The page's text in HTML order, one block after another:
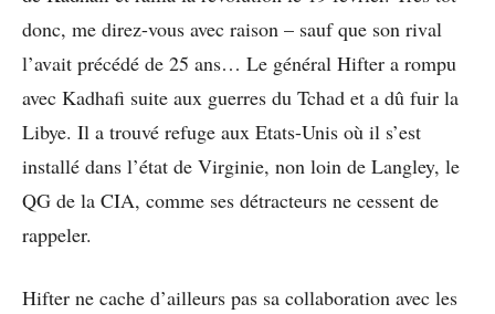
donc, me direz-vous avec raison – sauf que son rival
l’avait précédé de 25 ans… Le général Hifter a rompu
avec Kadhafi suite aux guerres du Tchad et a dû fuir la
Libye. Il a trouvé refuge aux Etats-Unis où il s’est
installé dans l’état de Virginie, non loin de Langley, le
QG de la CIA, comme ses détracteurs ne cessent de
rappeler.
Hifter ne cache d’ailleurs pas sa collaboration avec les